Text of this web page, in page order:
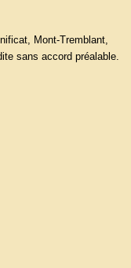
Mont-Tremblant,
sans accord préalable.